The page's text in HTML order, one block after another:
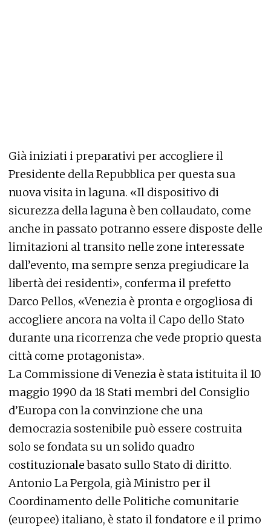
Già iniziati i preparativi per accogliere il
Presidente della Repubblica per questa sua
nuova visita in laguna. «Il dispositivo di
sicurezza della laguna è ben collaudato, come
anche in passato potranno essere disposte delle
limitazioni al transito nelle zone interessate
dall’evento, ma sempre senza pregiudicare la
libertà dei residenti», conferma il prefetto
Darco Pellos, «Venezia è pronta e orgogliosa di
accogliere ancora na volta il Capo dello Stato
durante una ricorrenza che vede proprio questa
città come protagonista».
La Commissione di Venezia è stata istituita il 10
maggio 1990 da 18 Stati membri del Consiglio
d’Europa con la convinzione che una
democrazia sostenibile può essere costruita
solo se fondata su un solido quadro
costituzionale basato sullo Stato di diritto.
Antonio La Pergola, già Ministro per il
Coordinamento delle Politiche comunitarie
(europee) italiano, è stato il fondatore e il primo